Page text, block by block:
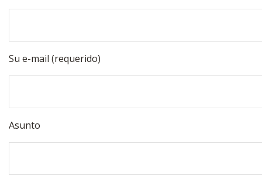
Su e-mail (requerido)
Asunto